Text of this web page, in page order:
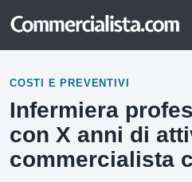
COSTI E PREVENTIVI
Infermiera
con X anni di
commercialista